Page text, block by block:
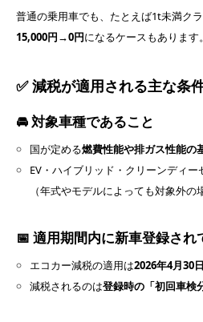
普通の乗用車でも、たとえば1t未満クラ
15,000円→0円になるケースもあります。
✅ 減税が適用される主な条
🚘 対象車種であること
国が定める燃費性能や排ガス性能の
EV・ハイブリッド・クリーンディー
（年式やモデルによっても対象外の
📅 適用期間内に新車登録され
エコカー減税の適用は2026年4月30
減税されるのは登録時の「初回車検